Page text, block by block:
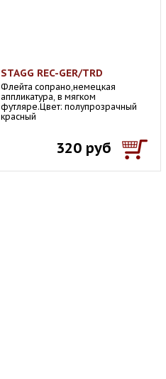
STAGG REC-GER/TRD
Флейта сопрано,немецкая
аппликатура, в мягком
футляре.Цвет: полупрозрачный
красный
320 руб